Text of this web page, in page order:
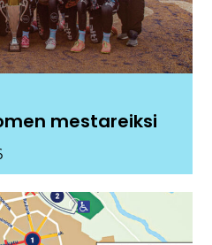
mestareiksi